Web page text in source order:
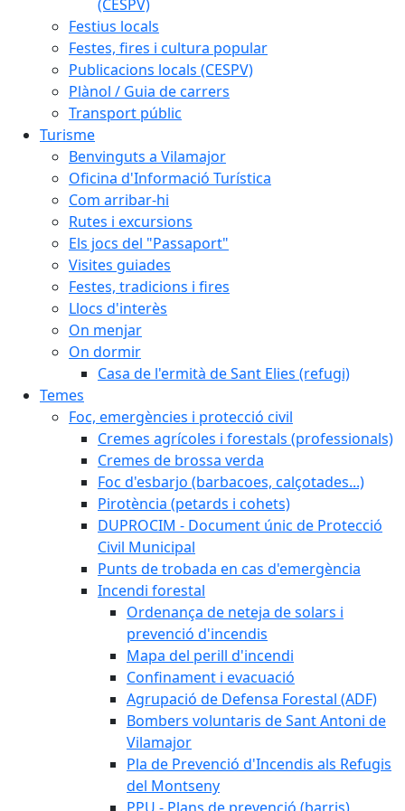
(CESPV)
Festius locals
Festes, fires i cultura popular
Publicacions locals (CESPV)
Plànol / Guia de carrers
Transport públic
Turisme
Benvinguts a Vilamajor
Oficina d'Informació Turística
Com arribar-hi
Rutes i excursions
Els jocs del "Passaport"
Visites guiades
Festes, tradicions i fires
Llocs d'interès
On menjar
On dormir
Casa de l'ermità de Sant Elies (refugi)
Temes
Foc, emergències i protecció civil
Cremes agrícoles i forestals (professionals)
Cremes de brossa verda
Foc d'esbarjo (barbacoes, calçotades...)
Pirotència (petards i cohets)
DUPROCIM - Document únic de Protecció
Civil Municipal
Punts de trobada en cas d'emergència
Incendi forestal
Ordenança de neteja de solars i
prevenció d'incendis
Mapa del perill d'incendi
Confinament i evacuació
Agrupació de Defensa Forestal (ADF)
Bombers voluntaris de Sant Antoni de
Vilamajor
Pla de Prevenció d'Incendis als Refugis
del Montseny